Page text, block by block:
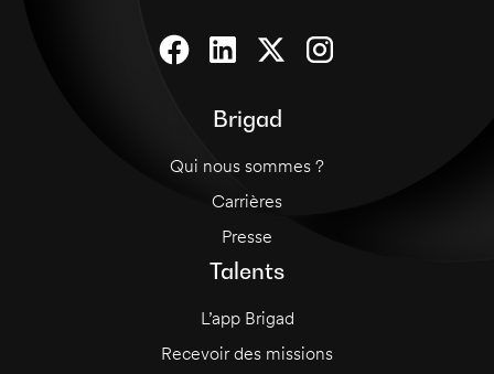
Brigad
Qui nous sommes ?
Carrières
Presse
Talents
L’app Brigad
Recevoir des missions